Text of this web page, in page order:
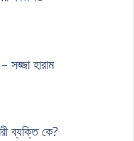
সজ্জা হারাম
ব্যক্তি কে?